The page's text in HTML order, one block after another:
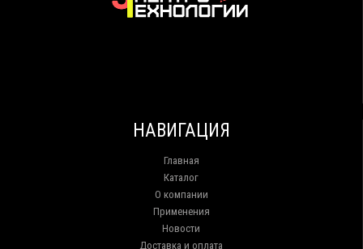
НАВИГАЦИЯ
Главная
Каталог
О компании
Применения
Новости
Доставка и оплата